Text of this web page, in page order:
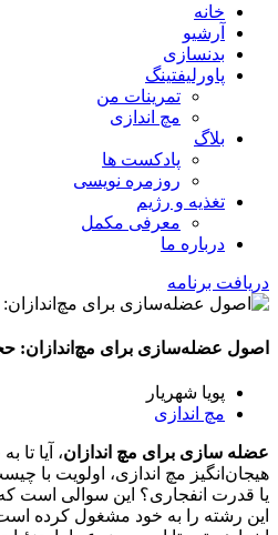
خانه
آرشیو
بدنسازی
پاورلیفتینگ
تمرینات من
مچ اندازی
بلاگ
پادکست ها
روزمره نویسی
تغذیه و رژیم
معرفی مکمل
درباره ما
دریافت برنامه
اصول عضله‌سازی برای مچ‌اندازان:
پویا شهریار
مچ اندازی
عضله سازی برای مچ اندازان، آیا تا
هیجان‌انگیز مچ اندازی، اولویت با
یا قدرت انفجاری؟ این سوالی است
این رشته را به خود مشغول کرده